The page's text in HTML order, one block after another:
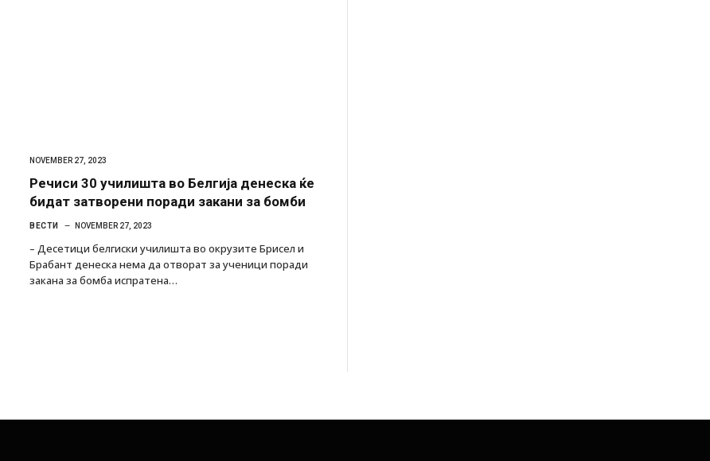
NOVEMBER 27, 2023
Речиси 30 училишта во Белгија денеска ќе
бидат затворени поради закани за бомби
ВЕСТИ NOVEMBER 27, 2023
– Десетици белгиски училишта во окрузите Брисел и
Брабант денеска нема да отворат за ученици поради
закана за бомба испратена…